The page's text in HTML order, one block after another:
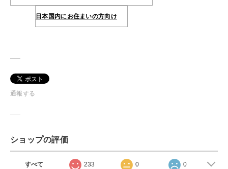
日本国内にお住まいの方向け
通報する
ショップの評価
すべて 233 0 0